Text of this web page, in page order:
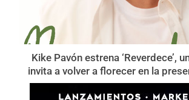
Kike Pavón estrena ‘Reverdece’,
invita a volver a florecer en la